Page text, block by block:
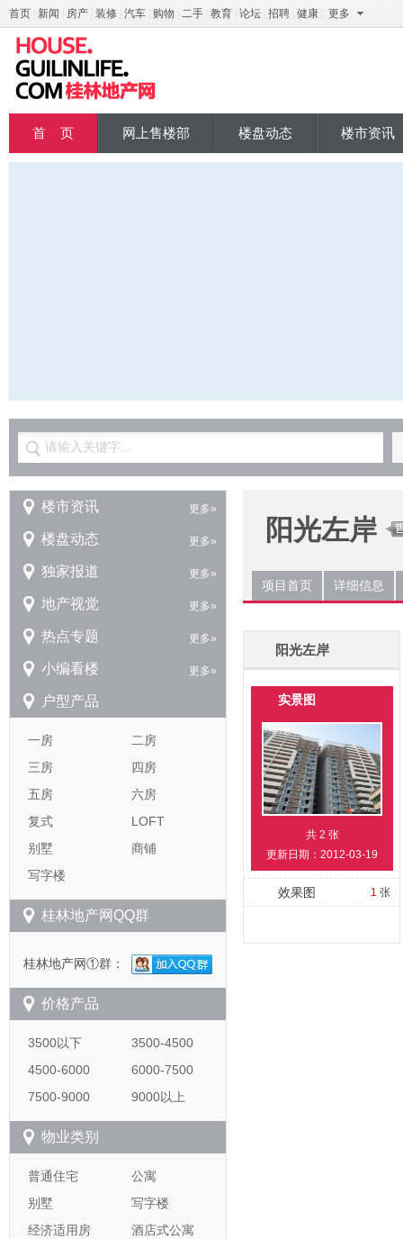
首页 新闻 房产 装修 汽车 购物 二手 教育 论坛 招聘 健康 更多
首 页 网上售楼部 楼盘动态 楼市资讯
请输入关键字...
更多»
楼市资讯
更多»
楼盘动态
更多»
独家报道
更多»
地产视觉
更多»
热点专题
更多»
小编看楼
户型产品
一房
二房
三房
四房
五房
六房
复式
LOFT
别墅
商铺
写字楼
桂林地产网QQ群
桂林地产网①群：
价格产品
3500以下
3500-4500
4500-6000
6000-7500
7500-9000
9000以上
物业类别
普通住宅
公寓
别墅
写字楼
经济适用房
酒店式公寓
阳光左岸
项目首页 详细信息
阳光左岸
实景图
共 2 张
更新日期：2012-03-19
1 张
效果图